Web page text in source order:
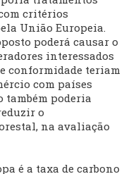
critérios
União Europeia.
poderá causar o
interessados
conformidade teriam
com países
também poderia
o
na avaliação
é a taxa de carbono